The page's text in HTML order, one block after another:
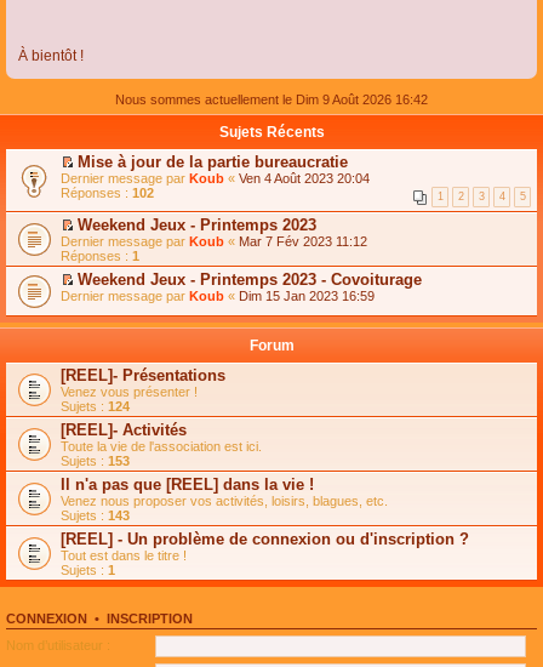
À bientôt !
Nous sommes actuellement le Dim 9 Août 2026 16:42
Sujets Récents
C
o
n
s
u
l
t
e
r
l
e
s
s
a
g
e
n
o
n
l
u
l
e
p
l
u
s
é
c
e
n
Mise à jour de la partie bureaucratie
Dernier message par Koub « Ven 4 Août 2023 20:04
Réponses : 102 1 2 3 4 5
C
o
n
s
u
t
l
e
m
e
s
s
a
g
e
n
o
n
l
u
l
e
l
u
s
Weekend Jeux - Printemps 2023
Dernier message par Koub « Mar 7 Fév 2023 11:12
Réponses : 1
C
n
l
t
e
r
l
e
m
e
s
s
a
g
e
n
o
n
u
l
e
Weekend Jeux - Printemps 2023 - Covoiturage
Dernier message par Koub « Dim 15 Jan 2023 16:59
Forum
[REEL]- Présentations
Venez vous présenter !
Sujets : 124
[REEL]- Activités
Toute la vie de l'association est ici.
Sujets : 153
Il n'a pas que [REEL] dans la vie !
Venez nous proposer vos activités, loisirs, blagues, etc.
Sujets : 143
[REEL] - Un problème de connexion ou d'inscription ?
Tout est dans le titre !
Sujets : 1
CONNEXION • INSCRIPTION
Nom d’utilisateur :